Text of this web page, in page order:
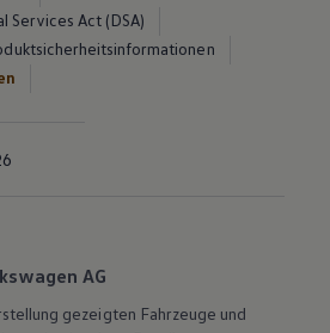
Services Act (DSA)
AG
gezeigten Fahrzeuge und